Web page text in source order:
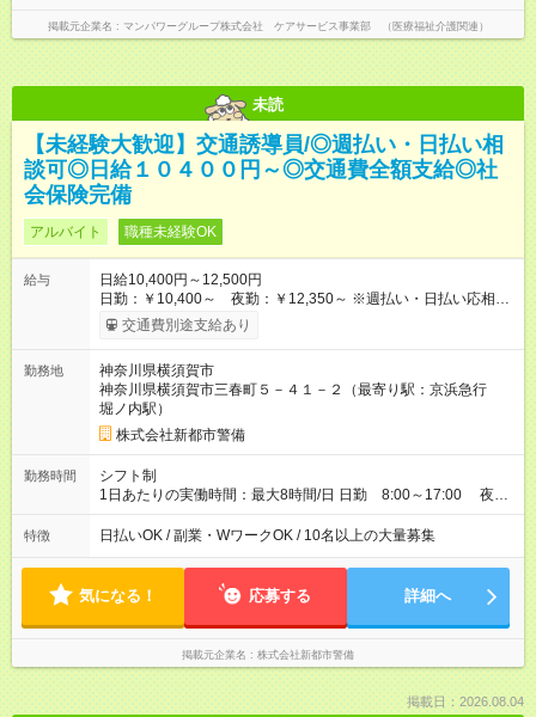
掲載元企業名 マンパワーグループ株式会社 ケアサービス事業部 （医療福祉介護関連）
未読
【未経験大歓迎】交通誘導員/◎週払い・日払い相
談可◎日給１０４００円～◎交通費全額支給◎社
会保険完備
アルバイト 職種未経験OK
給与
日給10,400円～12,500円
日勤：￥10,400～ 夜勤：￥12,350～ ※週払い・日払い応相談
【試用期間】試用期間なし
交通費別途支給あり
勤務地
神奈川県横須賀市
神奈川県横須賀市三春町５－４１－２（最寄り駅：京浜急行
堀ノ内駅）
株式会社新都市警備
勤務時間
シフト制
1日あたりの実働時間：最大8時間/日 日勤 8:00～17:00 夜
勤 20:00～05:00 ※実働8時間 休憩1時間 週２～３日からＯＫ
（但し平日２日間以上勤務できる方）
特徴 日払いOK / 副業・WワークOK / 10名以上の大量募集
気になる！ 応募する 詳細へ
掲載元企業名 株式会社新都市警備
掲載日：2026.08.04